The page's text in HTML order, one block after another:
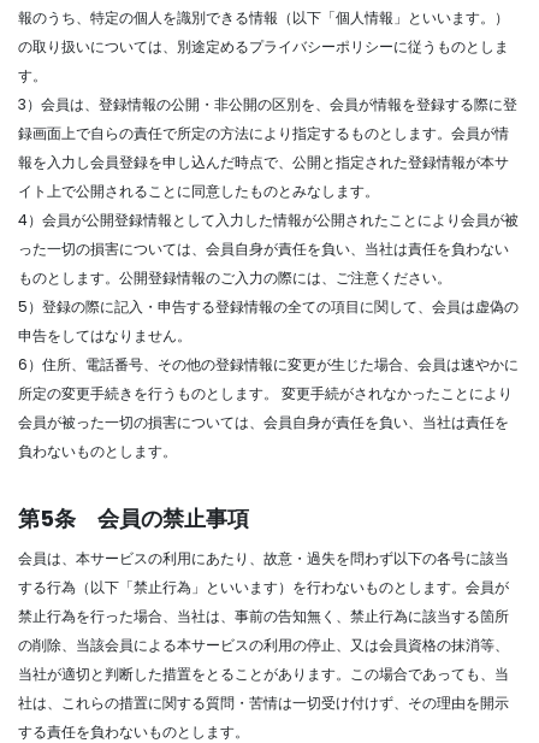
報のうち、特定の個人を識別できる情報（以下「個人情報」といいます。）
の取り扱いについては、別途定めるプライバシーポリシーに従うものとしま
す。
3）会員は、登録情報の公開・非公開の区別を、会員が情報を登録する際に登
録画面上で自らの責任で所定の方法により指定するものとします。会員が情
報を入力し会員登録を申し込んだ時点で、公開と指定された登録情報が本サ
イト上で公開されることに同意したものとみなします。
4）会員が公開登録情報として入力した情報が公開されたことにより会員が被
った一切の損害については、会員自身が責任を負い、当社は責任を負わない
ものとします。公開登録情報のご入力の際には、ご注意ください。
5）登録の際に記入・申告する登録情報の全ての項目に関して、会員は虚偽の
申告をしてはなりません。
6）住所、電話番号、その他の登録情報に変更が生じた場合、会員は速やかに
所定の変更手続きを行うものとします。 変更手続がされなかったことにより
会員が被った一切の損害については、会員自身が責任を負い、当社は責任を
負わないものとします。
第5条 会員の禁止事項
会員は、本サービスの利用にあたり、故意・過失を問わず以下の各号に該当
する行為（以下「禁止行為」といいます）を行わないものとします。会員が
禁止行為を行った場合、当社は、事前の告知無く、禁止行為に該当する箇所
の削除、当該会員による本サービスの利用の停止、又は会員資格の抹消等、
当社が適切と判断した措置をとることがあります。この場合であっても、当
社は、これらの措置に関する質問・苦情は一切受け付けず、その理由を開示
する責任を負わないものとします。